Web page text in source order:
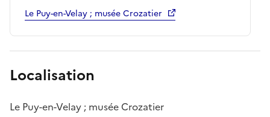
Le Puy-en-Velay ; musée Crozatier
Localisation
Le Puy-en-Velay ; musée Crozatier